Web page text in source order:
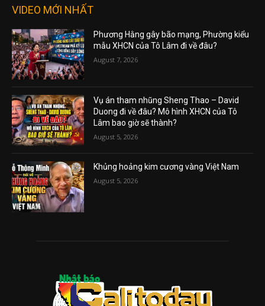
VIDEO MỚI NHẤT
Phương Hằng gây bão mạng, Phường kiểu
mẫu XHCN của Tô Lâm đi về đâu?
August 7, 2026
Vụ án tham nhũng Sheng Thao – David
Duong đi về đâu? Mô hình XHCN của Tô
Lâm bao giờ sẽ thành?
August 5, 2026
Khủng hoảng kim cương vàng Việt Nam
August 5, 2026